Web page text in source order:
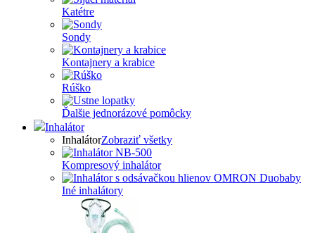
Katétre
Sondy
Kontajnery a krabice
Rúško
Ďalšie jednorázové pomôcky
Inhalátor
InhalátorZobraziť všetky
Kompresový inhalátor
Iné inhalátory